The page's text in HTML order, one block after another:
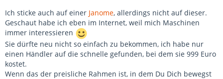
Ich sticke auch auf einer Janome, allerdings nicht auf dieser.
Geschaut habe ich eben im Internet, weil mich Maschinen
immer interessieren
Sie dürfte neu nicht so einfach zu bekommen, ich habe nur
einen Händler auf die schnelle gefunden, bei dem sie 999 Euro
kostet.
Wenn das der preisliche Rahmen ist, in dem Du Dich bewegst